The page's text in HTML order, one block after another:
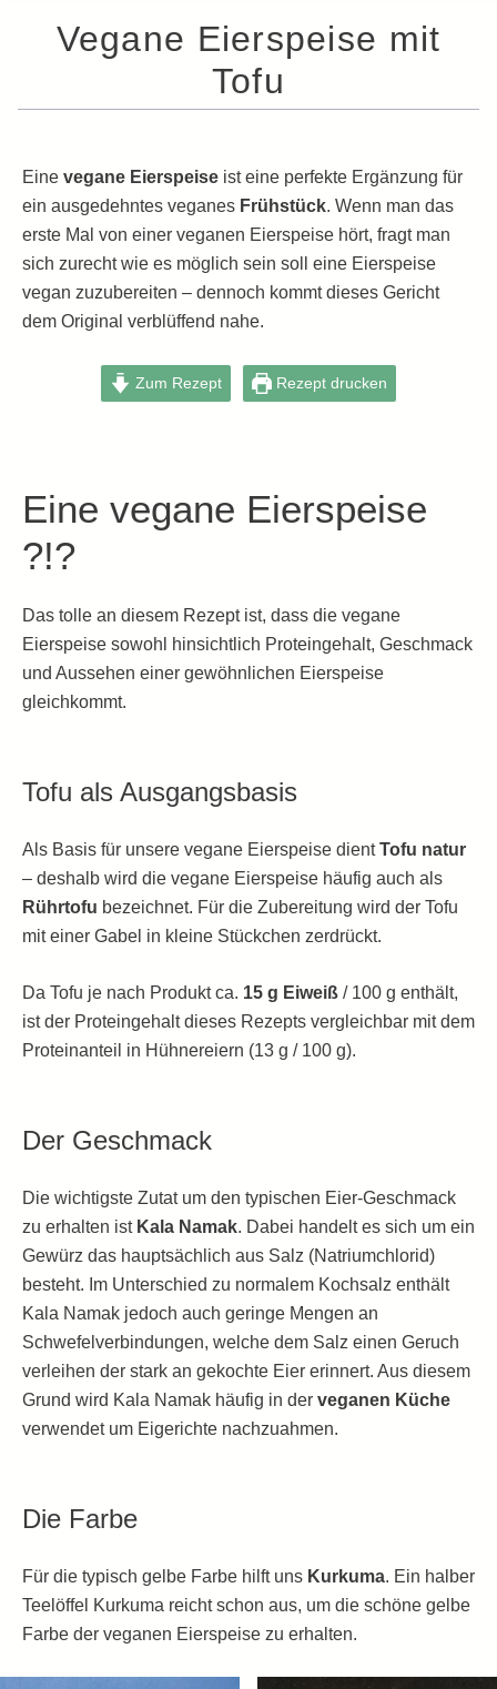
Vegane Eierspeise mit
Tofu
Eine vegane Eierspeise ist eine perfekte Ergänzung für
ein ausgedehntes veganes Frühstück. Wenn man das
erste Mal von einer veganen Eierspeise hört, fragt man
sich zurecht wie es möglich sein soll eine Eierspeise
vegan zuzubereiten – dennoch kommt dieses Gericht
dem Original verblüffend nahe.
Zum Rezept Rezept drucken
Eine vegane Eierspeise
?!?
Das tolle an diesem Rezept ist, dass die vegane
Eierspeise sowohl hinsichtlich Proteingehalt, Geschmack
und Aussehen einer gewöhnlichen Eierspeise
gleichkommt.
Tofu als Ausgangsbasis
Als Basis für unsere vegane Eierspeise dientTofu natur
– deshalb wird die vegane Eierspeise häufig auch als
Rührtofu bezeichnet. Für die Zubereitung wird der Tofu
mit einer Gabel in kleine Stückchen zerdrückt.
Da Tofu je nach Produkt ca. 15 g Eiweiß / 100 g enthält,
ist der Proteingehalt dieses Rezepts vergleichbar mit dem
Proteinanteil in Hühnereiern (13 g / 100 g).
Der Geschmack
Die wichtigste Zutat um den typischen Eier-Geschmack
zu erhalten ist Kala Namak. Dabei handelt es sich um ein
Gewürz das hauptsächlich aus Salz (Natriumchlorid)
besteht. Im Unterschied zu normalem Kochsalz enthält
Kala Namak jedoch auch geringe Mengen an
Schwefelverbindungen, welche dem Salz einen Geruch
verleihen der stark an gekochte Eier erinnert. Aus diesem
Grund wird Kala Namak häufig in der veganen Küche
verwendet um Eigerichte nachzuahmen.
Die Farbe
Für die typisch gelbe Farbe hilft uns Kurkuma. Ein halber
Teelöffel Kurkuma reicht schon aus, um die schöne gelbe
Farbe der veganen Eierspeise zu erhalten.